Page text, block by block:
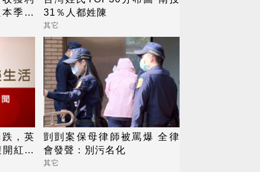
季放
31％人都姓陳
其它
，英
紅海
剴剴案保母律師被罵爆 全律
會發聲：別污名化
其它